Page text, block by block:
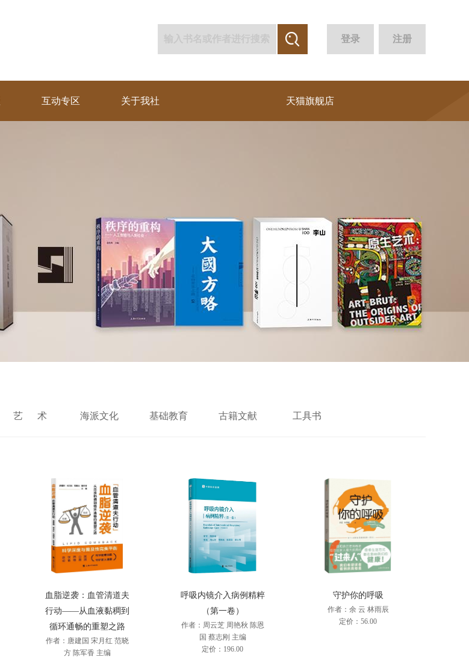
注册
登录
互动专区 关于我社 天猫旗舰店
艺 术 海派文化 基础教育 古籍文献 工具书
血脂逆袭：血管清道夫
行动——从血液黏稠到
循环通畅的重塑之路
作者：唐建国 宋月红 范晓
方 陈军香 主编
呼吸内镜介入病例精粹
（第一卷）
作者：周云芝 周艳秋 陈恩
国 蔡志刚 主编
定价：196.00
守护你的呼吸
作者：余 云 林雨辰
定价：56.00